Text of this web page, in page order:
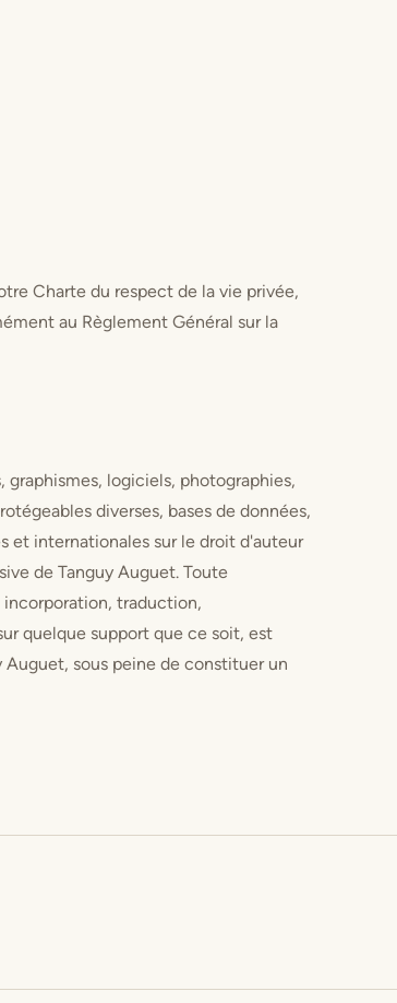
Charte du respect de la vie privée,
au Règlement Général sur la
logiciels, photographies,
diverses, bases de données,
et internationales sur le droit d'auteur
de Tanguy Auguet. Toute
traduction,
quelque support que ce soit, est
sous peine de constituer un